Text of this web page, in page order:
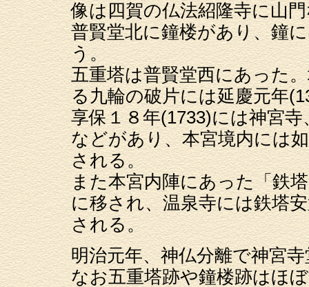
像は四賀の仏法紹隆寺に山
普賢堂北に鐘楼があり、鐘
う。
五重塔は普賢堂西にあった
る九輪の破片には延慶元年
享保１８年(1733)には神宮
などがあり、本宮境内には
される。
また本宮内陣にあった「鉄
に移され、温泉寺には鉄塔
される。
明治元年、神仏分離で神宮
なお五重塔跡や鐘楼跡はほ